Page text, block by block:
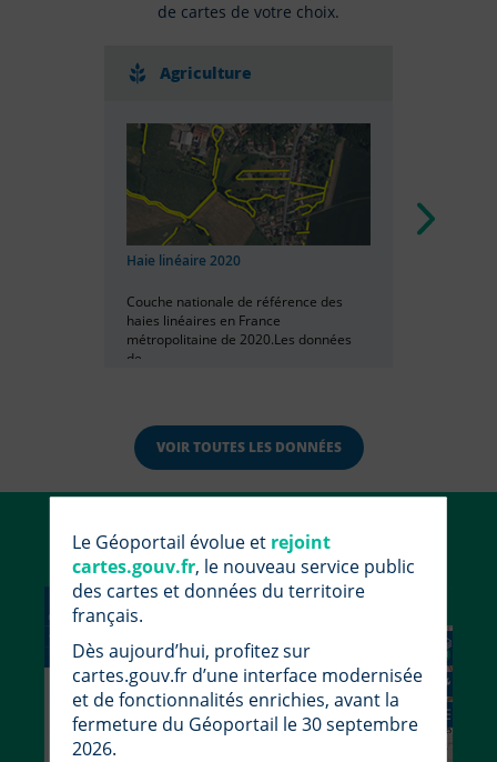
Le Géoportail évolue et rejoint
cartes.gouv.fr, le nouveau service public
des cartes et données du territoire
français.
Dès aujourd’hui, profitez sur
cartes.gouv.fr d’une interface modernisée
et de fonctionnalités enrichies, avant la
fermeture du Géoportail le 30 septembre
2026.
de cartes de votre choix.
Agriculture
Haie linéaire 2020
Couche nationale de référence des
haies linéaires en France
métropolitaine de 2020.Les données
de...
VOIR TOUTES LES DONNÉES
Utiliser le Géoportail